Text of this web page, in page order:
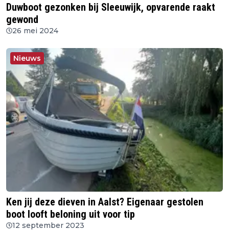
Duwboot gezonken bij Sleeuwijk, opvarende raakt
gewond
26 mei 2024
Nieuws
Ken jij deze dieven in Aalst? Eigenaar gestolen
boot looft beloning uit voor tip
12 september 2023